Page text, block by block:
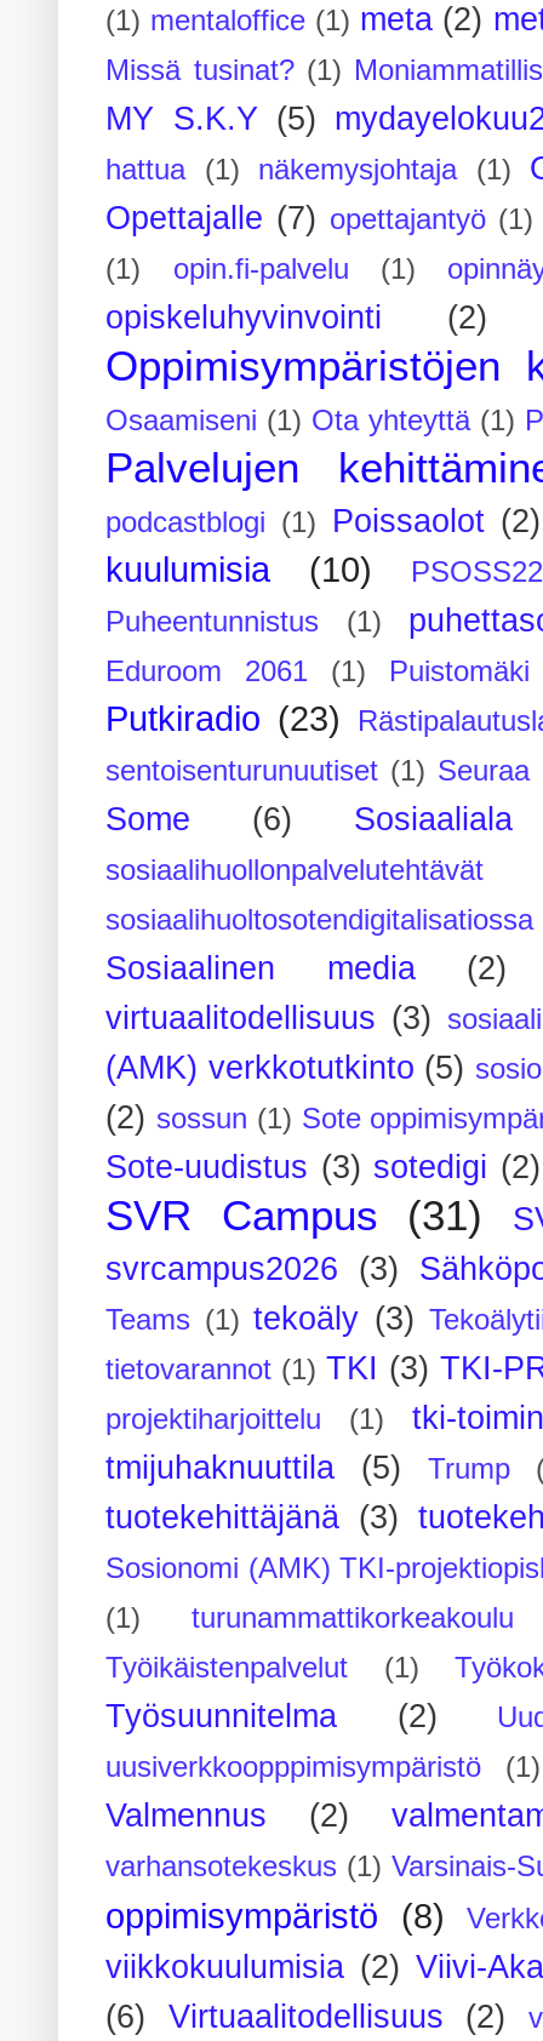
(1) mentaloffice (1) meta (2)
Missä tusinat? (1)
MY S.K.Y (5)
hattua (1) näkemysjohtaja (1)
Opettajalle (7) opettajantyö (1)
(1)
opin.fi-palvelu (1)
opiskeluhyvinvointi (2)
Oppimisympäristöjen
Osaamiseni (1) Ota yhteyttä (1)
Palvelujen
podcastblogi (1) Poissaolot (2)
kuulumisia (10)
Puheentunnistus
(1)
Eduroom 2061 (1)
Putkiradio (23)
sentoisenturunuutiset (1) Seuraa
Some (6) Sosiaaliala
sosiaalihuollonpalvelutehtävät
sosiaalihuoltosotendigitalisatiossa
Sosiaalinen media
(2)
virtuaalitodellisuus (3)
(AMK) verkkotutkinto (5)
(2) sossun (1) Sote
Sote-uudistus (3) sotedigi (2)
SVR Campus (31)
svrcampus2026
(3)
Teams (1) tekoäly (3)
tietovarannot (1) TKI (3) TKI-
projektiharjoittelu (1)
tki-
tmijuhaknuuttila
(5) Trump
tuotekehittäjänä (3)
Sosionomi (AMK) TKI-
(1)
turunammattikorkeakoulu
Työikäistenpalvelut
(1)
Työsuunnitelma (2)
uusiverkkoopppimisympäristö
(1)
Valmennus (2)
varhansotekeskus (1) Varsinais-
oppimisympäristö (8)
viikkokuulumisia (2) Viivi-
(6)
Virtuaalitodellisuus (2)